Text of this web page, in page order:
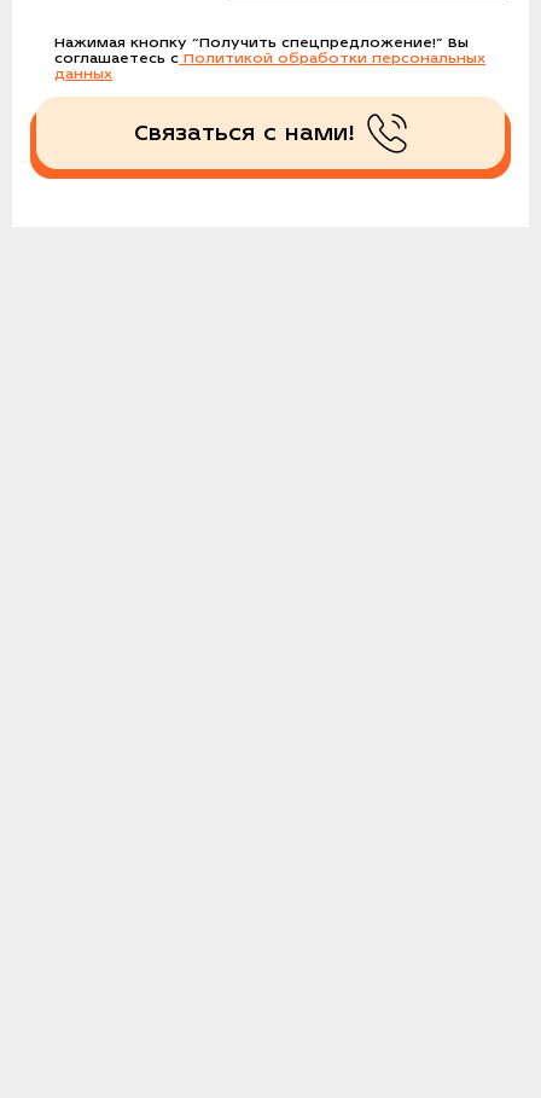
Нажимая кнопку “Получить спецпредложение!” Вы
соглашаетесь с Политикой обработки персональных
данных
Получить спецпредложение!
Связаться с нами!